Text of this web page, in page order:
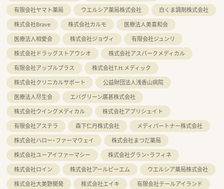
有限会社ヤマト薬局
ウエルシア薬局株式会社
白くま調剤株式会社
株式会社Brave
株式会社カルモ
医療法人美喜和会
医療法人相愛会
株式会社ジョヴィ
有限会社ジュンリ
株式会社ドラッグストアウシオ
株式会社アスパークメディカル
有限会社アップルプラス
株式会社T.H.メディック
株式会社クリニカルサポート
公益財団法人浅香山病院
医療法人尽生会
エバグリーン廣甚株式会社
株式会社ウイングメディカル
株式会社アプリシェイト
有限会社アステラ
森下仁丹株式会社
メディパートナー株式会社
株式会社ハロー・ファーマウェイ
株式会社まつだ薬局
株式会社ユーアイファーマシー
株式会社グラン・ラフィネ
株式会社ロイン
株式会社アールピーエム
ウエルシア薬局株式会社
株式会社大美野開発
株式会社エイキ
有限会社テールアイランド